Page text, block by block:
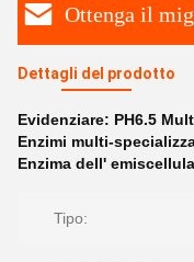
Ottenga il
Dettagli del prodotto
Evidenziare: PH6.5
Enzimi multi-
Enzima dell'
Tipo: